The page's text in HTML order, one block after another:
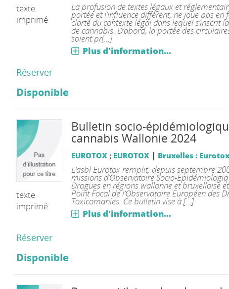
texte
imprimé
La profusion de textes légaux et
portée et l’influence diffèrent, ne joue pas en
clarté du contexte légal dans lequel s’inscrit
de cannabis. D’abord, la portée des
soient pr[...]
Plus d'information...
Réserver
Disponible
texte
imprimé
Bulletin socio-
cannabis Wallonie 2024
EUROTOX; EUROTOX | Bruxelles : Eurotox
L’asbl Eurotox remplit, depuis septembre
missions d’Observatoire Socio-
Drogues en régions wallonne et bruxelloise
Point Focal de l’Observatoire Européen des
Toxicomanies. Ce bulletin vise à [...]
Plus d'information...
Réserver
Disponible